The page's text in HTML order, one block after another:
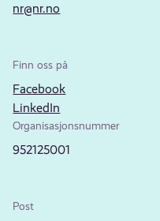
nr@nr.no
Finn oss på
Facebook
LinkedIn
Organisasjonsnummer
952125001
Post